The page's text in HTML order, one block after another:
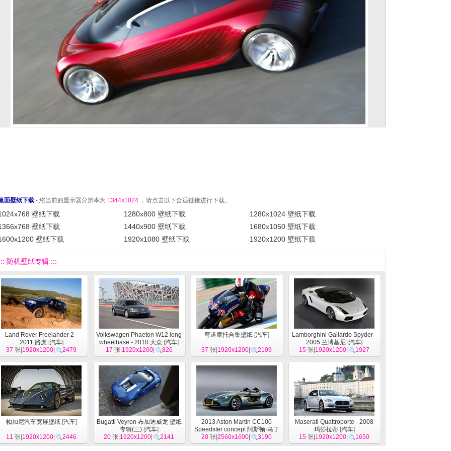
面壁纸下载 - 您当前的显示器分辨率为 1344x1024 ，请点击以下合适链接进行下载。
壁纸下载 1280x800 壁纸下载
1280x1024 壁纸下载
壁纸下载
1440x900 壁纸下载
1680x1050 壁纸下载
壁纸下载
1920x1080 壁纸下载 1920x1200 壁纸下载
随机壁纸专辑 :::
Land Rover Freelander 2 -
2011 路虎[汽车]
37 张| 1920x1200 2479
Volkswagen Phaeton W12 long
wheelbase - 2010 大众 [汽车]
17 张| 1920x1200| 826
弯道摩托合集壁纸[汽车]
37 张| 1920x1200 2109
Lamborghini Gallardo Spyder -
2005 兰博基尼 [汽车]
15 张| 1920x1200 1927
帕加尼汽车宽屏壁纸[汽车]
11 张| 1920x1200 2446
Bugatti Veyron 布加迪威龙 壁纸
专辑(三)[汽车]
20 张| 1920x1200 2141
2013 Aston Martin CC100
Speedster concept 阿斯顿·马丁
CC100概念车 高清壁纸[汽车
20 张| 2560x1600 3190
Maserati Quattroporte - 2008
玛莎拉蒂[汽车]
15 张| 1920x1200 1650